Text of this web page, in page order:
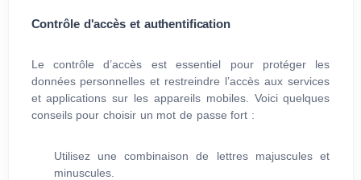
Contrôle d'accès et authentification
Le contrôle d’accès est essentiel pour protéger les
données personnelles et restreindre l’accès aux services
et applications sur les appareils mobiles. Voici quelques
conseils pour choisir un mot de passe fort :
Utilisez une combinaison de lettres majuscules et
minuscules.